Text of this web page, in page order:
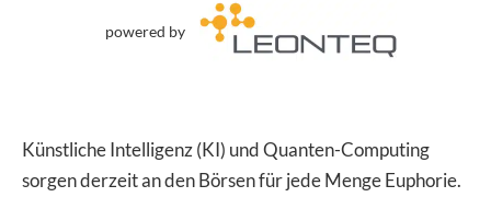
powered by
Künstliche Intelligenz (KI) und Quanten-Computing
sorgen derzeit an den Börsen für jede Menge Euphorie.